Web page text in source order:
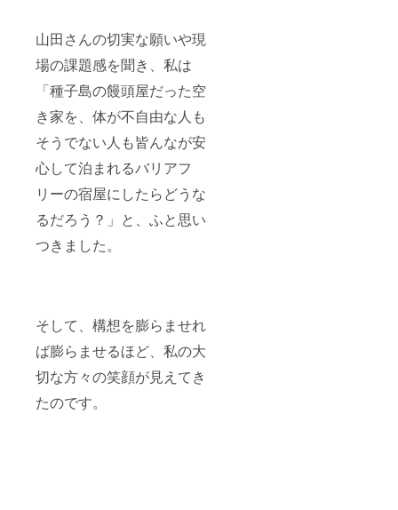
山田さんの切実な願いや現
場の課題感を聞き、私は
「種子島の饅頭屋だった空
き家を、体が不自由な人も
そうでない人も皆んなが安
心して泊まれるバリアフ
リーの宿屋にしたらどうな
るだろう？」と、ふと思い
つきました。
そして、構想を膨らませれ
ば膨らませるほど、私の大
切な方々の笑顔が見えてき
たのです。